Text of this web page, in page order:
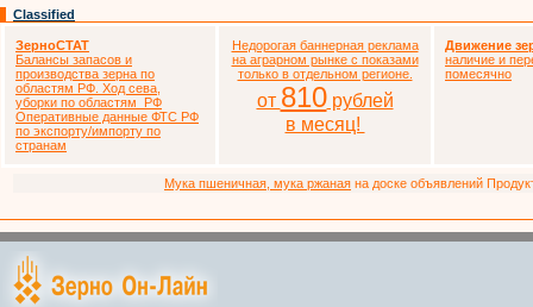
Classified
ЗерноСТАТ
Балансы запасов и
производства зерна по
областям РФ. Ход сева,
уборки по областям РФ
Оперативные данные ФТС РФ
по экспорту/импорту по
странам
Недорогая баннерная реклама
на аграрном рынке с показами
только в отдельном регионе.
от 810рублей
в месяц!
Движение
наличие и
помесячно
Мука пшеничная, мука ржаная на доске объявлений